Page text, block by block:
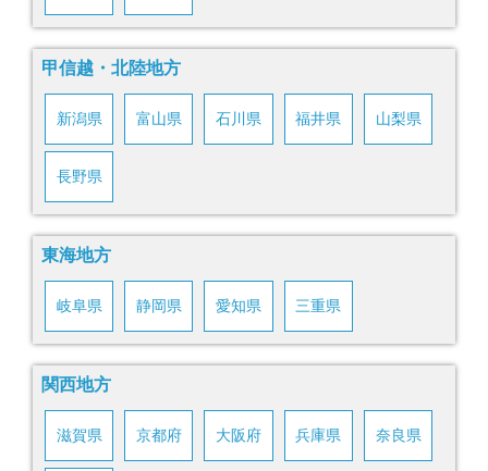
甲信越・北陸地方
新潟県 富山県 石川県 福井県 山梨県
長野県
東海地方
岐阜県 静岡県 愛知県 三重県
関西地方
滋賀県 京都府 大阪府 兵庫県 奈良県